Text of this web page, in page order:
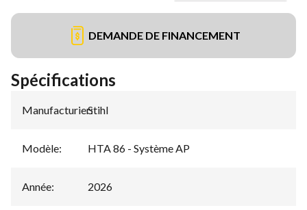
DEMANDE DE FINANCEMENT
Spécifications
Manufacturier:
Stihl
Modèle: HTA 86 - Système AP
Année: 2026